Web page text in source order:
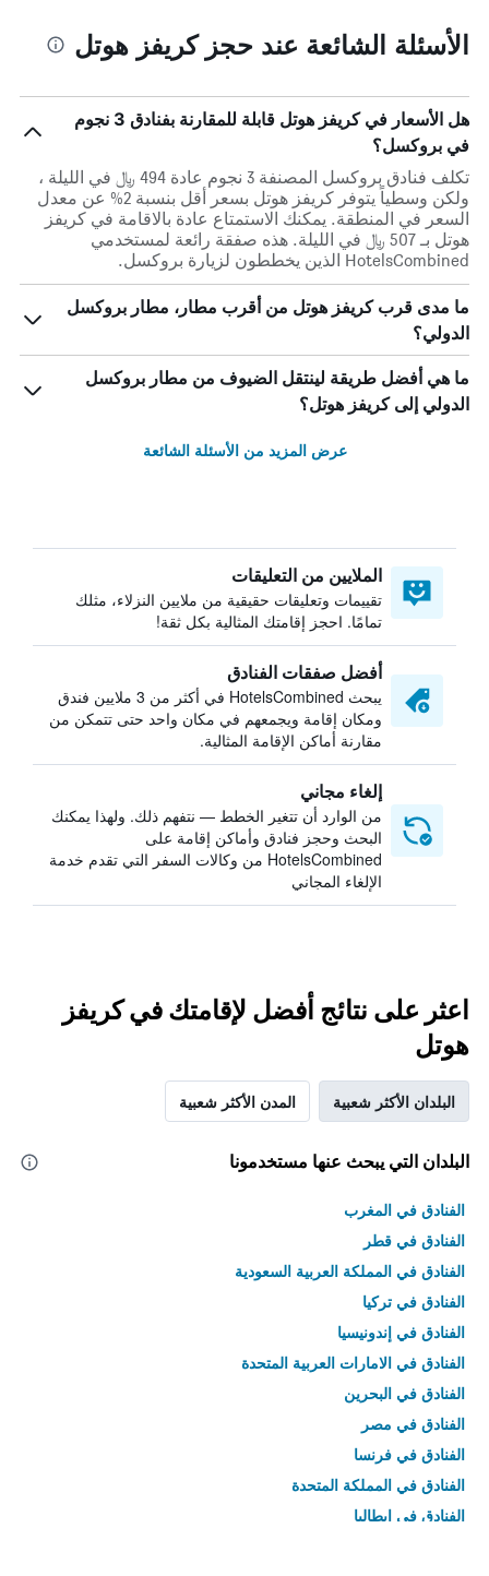
الأسئلة الشائعة عند حجز كريفز هوتل
هل الأسعار في كريفز هوتل قابلة للمقارنة بفنادق 3 نجوم
في بروكسل؟
تكلف فنادق بروكسل المصنفة 3 نجوم عادة 494 ﷼ في الليلة ،
ولكن وسطياً يتوفر كريفز هوتل بسعر أقل بنسبة 2% عن معدل
السعر في المنطقة. يمكنك الاستمتاع عادة بالاقامة في كريفز
هوتل بـ 507 ﷼ في الليلة. هذه صفقة رائعة لمستخدمي
HotelsCombined الذين يخططون لزيارة بروكسل.
ما مدى قرب كريفز هوتل من أقرب مطار، مطار بروكسل
الدولي؟
ما هي أفضل طريقة لينتقل الضيوف من مطار بروكسل
الدولي إلى كريفز هوتل؟
عرض المزيد من الأسئلة الشائعة
الملايين من التعليقات
تقييمات وتعليقات حقيقية من ملايين النزلاء، مثلك
تمامًا. احجز إقامتك المثالية بكل ثقة!
أفضل صفقات الفنادق
يبحث HotelsCombined في أكثر من 3 ملايين فندق
ومكان إقامة ويجمعهم في مكان واحد حتى تتمكن من
مقارنة أماكن الإقامة المثالية.
إلغاء مجاني
من الوارد أن تتغير الخطط — نتفهم ذلك. ولهذا يمكنك
البحث وحجز فنادق وأماكن إقامة على
HotelsCombined من وكالات السفر التي تقدم خدمة
الإلغاء المجاني
اعثر على نتائج أفضل لإقامتك في كريفز
هوتل
البلدان الأكثر شعبية المدن الأكثر شعبية
البلدان التي يبحث عنها مستخدمونا
الفنادق في المغرب
الفنادق في قطر
الفنادق في المملكة العربية السعودية
الفنادق في تركيا
الفنادق في إندونيسيا
الفنادق في الامارات العربية المتحدة
الفنادق في البحرين
الفنادق في مصر
الفنادق في فرنسا
الفنادق في المملكة المتحدة
الفنادق في إيطاليا